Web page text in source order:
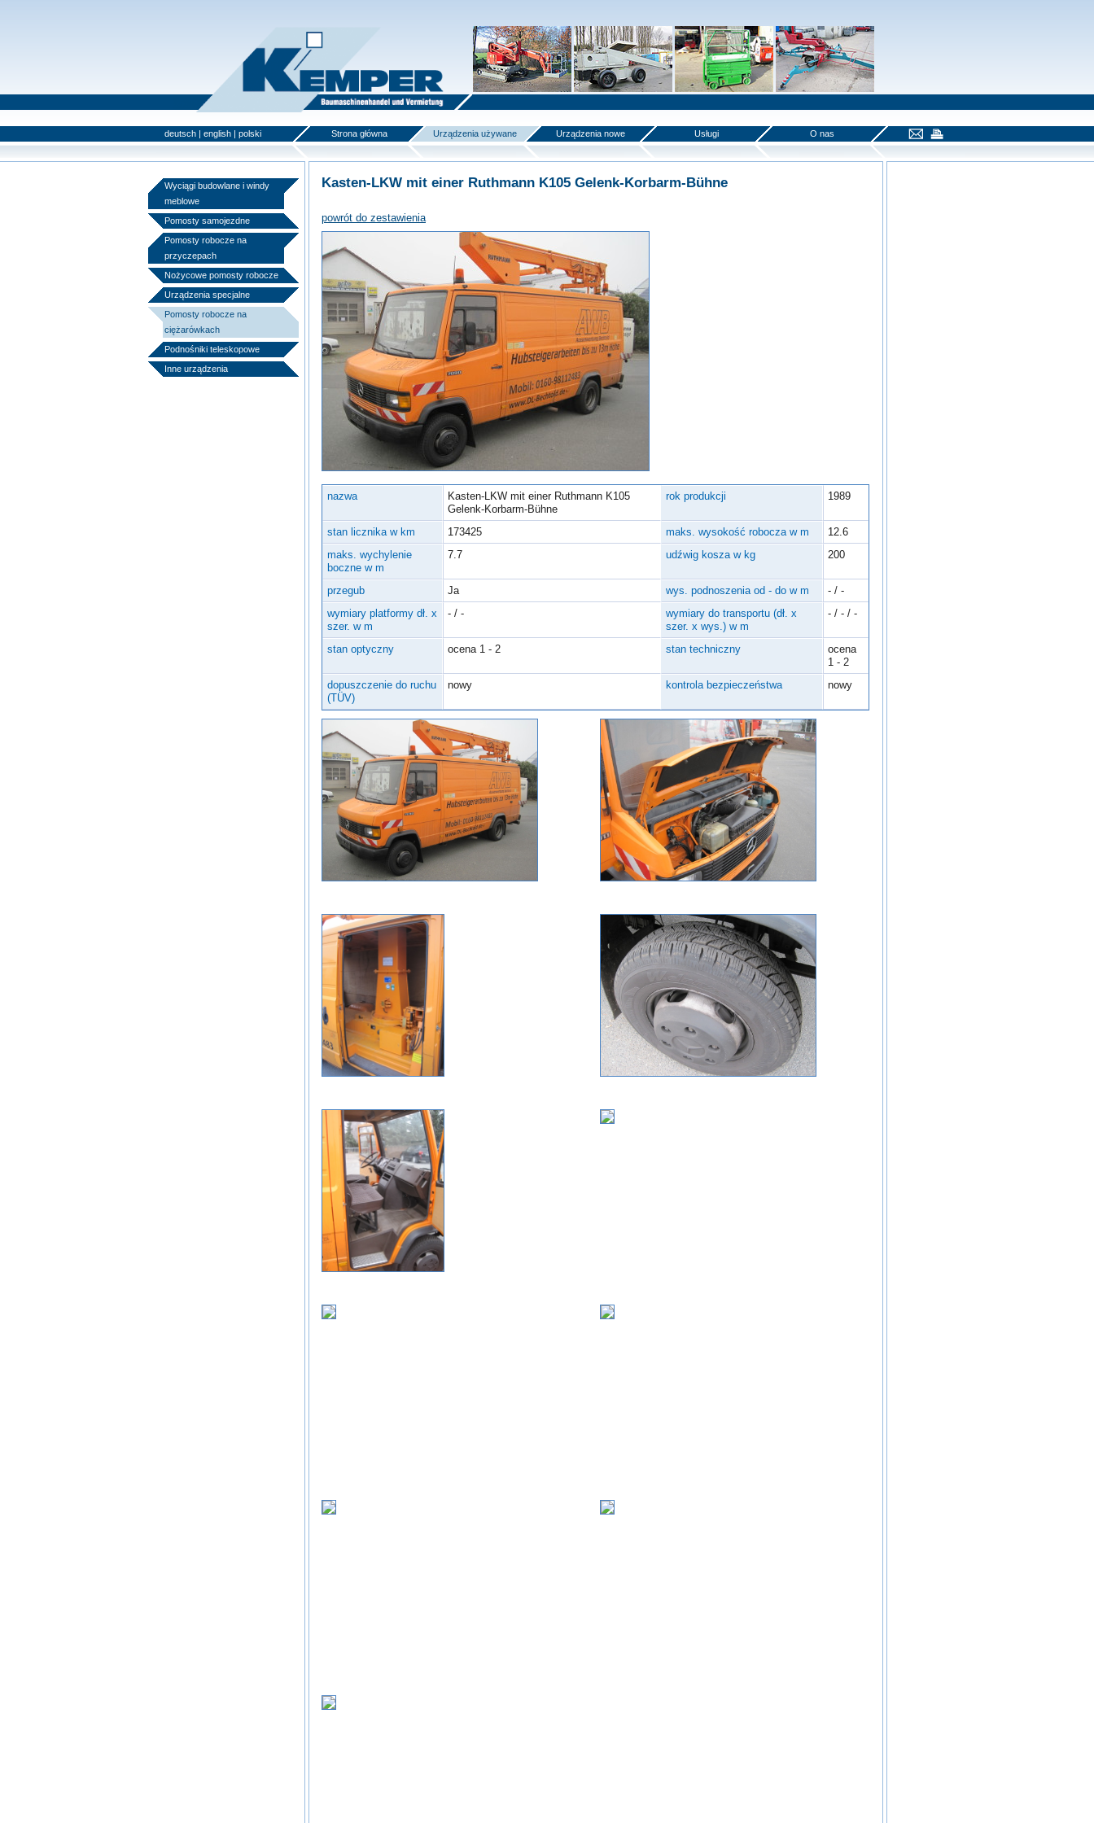
deutsch | english | polski Strona główna Urządzenia używane Urządzenia nowe Usługi O nas
Wyciągi budowlane i windy
meblowe
Pomosty samojezdne
Pomosty robocze na
przyczepach
Nożycowe pomosty robocze
Urządzenia specjalne
Pomosty robocze na
ciężarówkach
Podnośniki teleskopowe
Inne urządzenia
Kasten-LKW mit einer Ruthmann K105 Gelenk-Korbarm-Bühne
powrót do zestawienia
nazwa
Kasten-LKW mit einer Ruthmann K105
Gelenk-Korbarm-Bühne
rok produkcji 1989
stan licznika w km 173425 maks. wysokość robocza w m
12.6
maks. wychylenie
boczne w m
7.7 udźwig kosza w kg 200
przegub Ja wys. podnoszenia od - do w m
- / -
wymiary platformy dł. x
szer. w m
- / -
wymiary do transportu (dł. x
szer. x wys.) w m
- / - / -
stan optyczny ocena 1 - 2 stan techniczny
ocena
1 - 2
dopuszczenie do ruchu
(TÜV)
nowy kontrola bezpieczeństwa nowy